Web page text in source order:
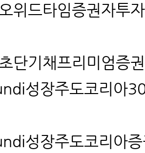
위드타임증권자투
단기채프리미엄증
성장주도코리아
성장주도코리아